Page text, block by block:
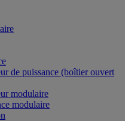
de puissance (boîtier ouvert
modulaire
modulaire